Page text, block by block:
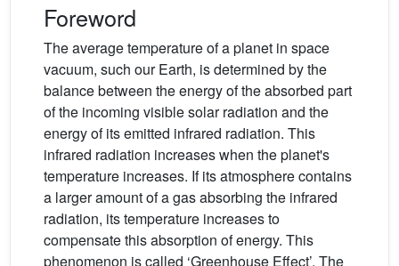
Foreword
The average temperature of a planet in space
vacuum, such our Earth, is determined by the
balance between the energy of the absorbed part
of the incoming visible solar radiation and the
energy of its emitted infrared radiation. This
infrared radiation increases when the planet's
temperature increases. If its atmosphere contains
a larger amount of a gas absorbing the infrared
radiation, its temperature increases to
compensate this absorption of energy. This
phenomenon is called ‘Greenhouse Effect’. The